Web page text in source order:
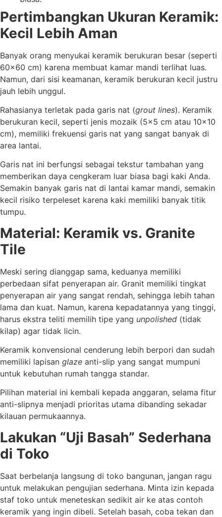
Pertimbangkan Ukuran Keramik:
Kecil Lebih Aman
Banyak orang menyukai keramik berukuran besar (seperti
60×60 cm) karena membuat kamar mandi terlihat luas.
Namun, dari sisi keamanan, keramik berukuran kecil justru
jauh lebih unggul.
Rahasianya terletak pada garis nat (grout lines). Keramik
berukuran kecil, seperti jenis mozaik (5×5 cm atau 10×10
cm), memiliki frekuensi garis nat yang sangat banyak di
area lantai.
Garis nat ini berfungsi sebagai tekstur tambahan yang
memberikan daya cengkeram luar biasa bagi kaki Anda.
Semakin banyak garis nat di lantai kamar mandi, semakin
kecil risiko terpeleset karena kaki memiliki banyak titik
tumpu.
Material: Keramik vs. Granite
Tile
Meski sering dianggap sama, keduanya memiliki
perbedaan sifat penyerapan air. Granit memiliki tingkat
penyerapan air yang sangat rendah, sehingga lebih tahan
lama dan kuat. Namun, karena kepadatannya yang tinggi,
harus ekstra teliti memilih tipe yang unpolished (tidak
kilap) agar tidak licin.
Keramik konvensional cenderung lebih berpori dan sudah
memiliki lapisan glaze anti-slip yang sangat mumpuni
untuk kebutuhan rumah tangga standar.
Pilihan material ini kembali kepada anggaran, selama fitur
anti-slipnya menjadi prioritas utama dibanding sekadar
kilauan permukaannya.
Lakukan “Uji Basah” Sederhana
di Toko
Saat berbelanja langsung di toko bangunan, jangan ragu
untuk melakukan pengujian sederhana. Minta izin kepada
staf toko untuk meneteskan sedikit air ke atas contoh
keramik yang ingin dibeli. Setelah basah, coba tekan dan